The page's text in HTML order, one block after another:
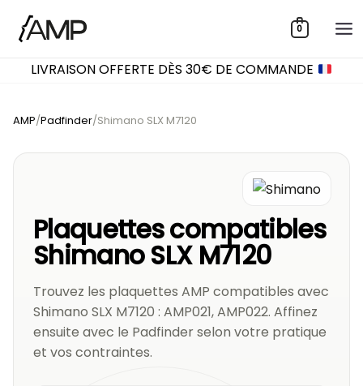
0
LIVRAISON OFFERTE DÈS 30€ DE COMMANDE
AMP/Padfinder/Shimano SLX M7120
Plaquettes compatibles
Shimano SLX M7120
Trouvez les plaquettes AMP compatibles avec
Shimano SLX M7120 : AMP021, AMP022. Affinez
ensuite avec le Padfinder selon votre pratique
et vos contraintes.